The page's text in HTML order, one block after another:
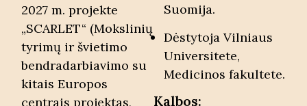
2027 m. projekte
„SCARLET“ (Mokslinių
tyrimų ir švietimo
bendradarbiavimo su
kitais Europos
centrais projektas,
Suomija.
Dėstytoja Vilniaus
Universitete,
Medicinos fakultete.
Kalbos: